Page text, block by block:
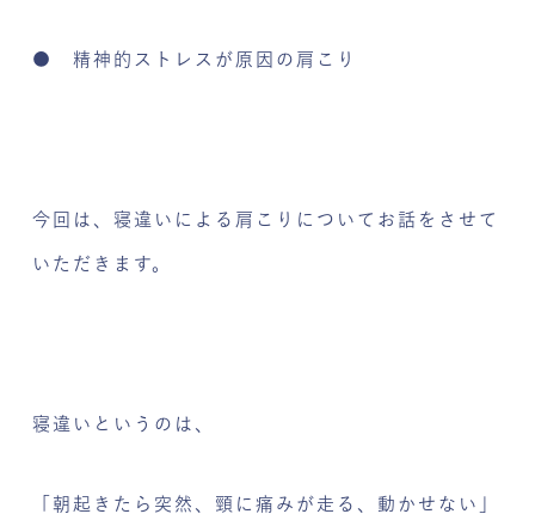
● 精神的ストレスが原因の肩こり
今回は、寝違いによる肩こりについてお話をさせて
いただきます。
寝違いというのは、
「朝起きたら突然、頸に痛みが走る、動かせない」